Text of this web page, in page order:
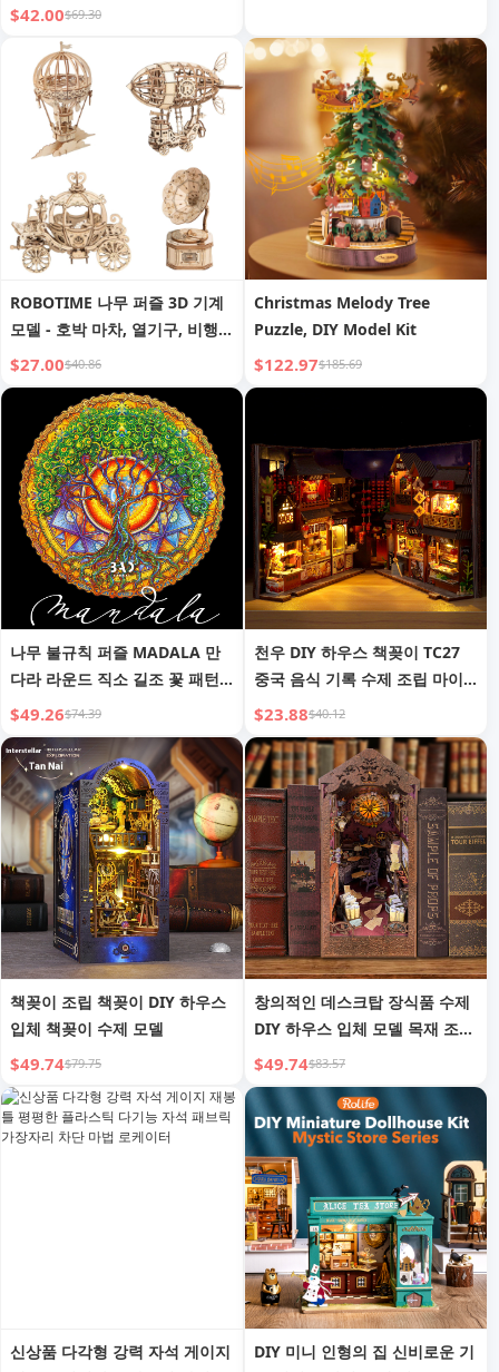
$42.00$69.30
ROBOTIME 나무 퍼즐 3D 기계
모델 - 호박 마차, 열기구, 비행
선, 축음기
$27.00$40.86
Christmas Melody Tree
Puzzle, DIY Model Kit
$122.97$185.69
나무 불규칙 퍼즐 MADALA 만
다라 라운드 직소 길조 꽃 패턴
토템
$49.26$74.39
천우 DIY 하우스 책꽂이 TC27
중국 음식 기록 수제 조립 마이
크로 3D 입체 퍼즐 창의적인 선
물
$23.88$40.12
책꽂이 조립 책꽂이 DIY 하우스
입체 책꽂이 수제 모델
$49.74$79.75
창의적인 데스크탑 장식품 수제
DIY 하우스 입체 모델 목재 조립
3D 퍼즐
$49.74$83.57
신상품 다각형 강력 자석 게이지
DIY 미니 인형의 집 신비로운 기